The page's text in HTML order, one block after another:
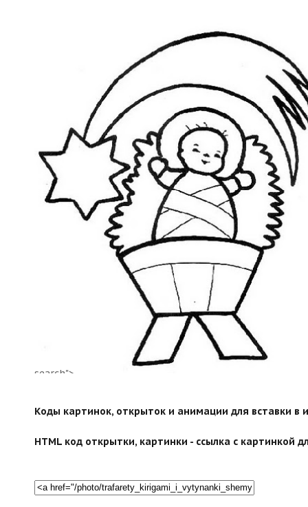
search">
Коды картинок, открыток и анимации для вставки в
HTML код открытки, картинки - ссылка с картинкой